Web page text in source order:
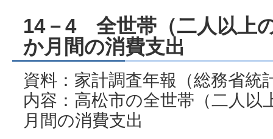
14－4 全世帯（二人以上
か月間の消費支出
資料：家計調査年報（総務省統
内容：高松市の全世帯（二人以
月間の消費支出